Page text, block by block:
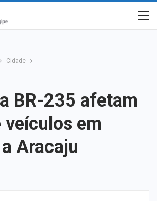
Cidade
BR-235 afetam
veículos em
Aracaju